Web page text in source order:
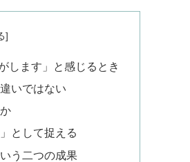
します」と感じるとき
いではない
として捉える
う二つの成果